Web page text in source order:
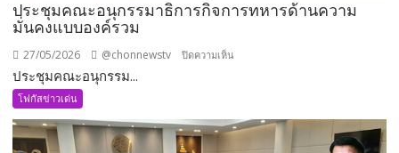
ประชุมคณะอนุกรรมาธิการกิจการทหารด้านความ
มั่นคงแบบองค์รวม
27/05/2026 @chonnewstv ปิดความเห็น
กรรมาธิการ
ประชุมคณะอนุกรรม...
โฟกัสข่าวเด่น